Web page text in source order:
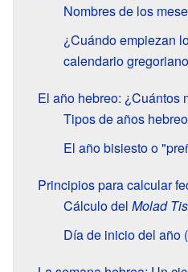
Nombres de los
¿Cuándo empiezan
calendario
El año hebreo: ¿Cuántos
Tipos de años
El año bisiesto o
Principios para calcular
Cálculo del Molad
Día de inicio del año (